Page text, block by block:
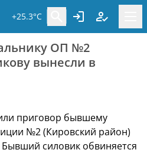
+25.3°C
ОП №2
вынесли в
приговор бывшему
№2 (Кировский район)
силовик обвиняется